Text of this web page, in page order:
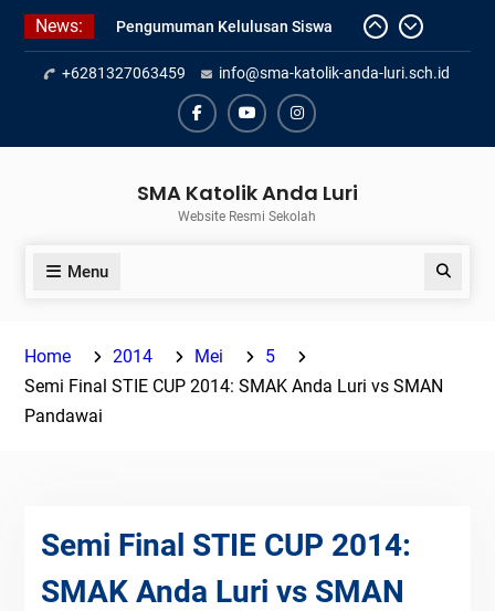
Skip
content
News:
Pengumuman Kelulusan Siswa
Kelas XII SMAK Anda Luri
Pelantikan Pengurus Osis SMAK
Anda Luri
Penilaian Sumatif Akhir Tahun
Semester Genap 2025/2026
+6281327063459 info@sma-katolik-anda-luri.sch.id
FacebookYoutubeInstagram
SMA Katolik Anda Luri
Website Resmi Sekolah
Menu Search
Home 2014 Mei
5
Semi Final STIE CUP 2014: SMAK Anda Luri vs SMAN
Pandawai
Semi Final STIE CUP 2014:
SMAK Anda Luri vs SMAN